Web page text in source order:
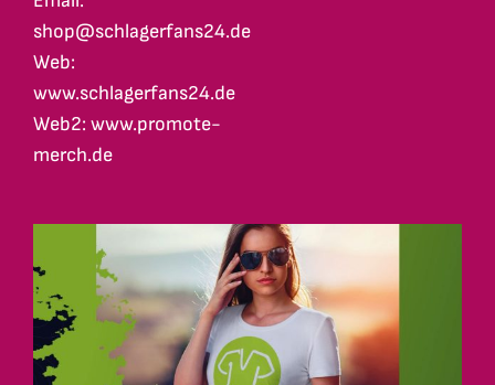
shop@schlagerfans24.de
Web:
www.schlagerfans24.de
Web2: www.promote-
merch.de